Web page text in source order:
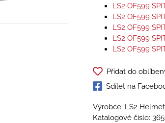
LS2 OF599
LS2 OF599
LS2 OF599
LS2 OF599
LS2 OF599
Přidat do
Sdílet na
Výrobce: LS2
Katalogové číslo: